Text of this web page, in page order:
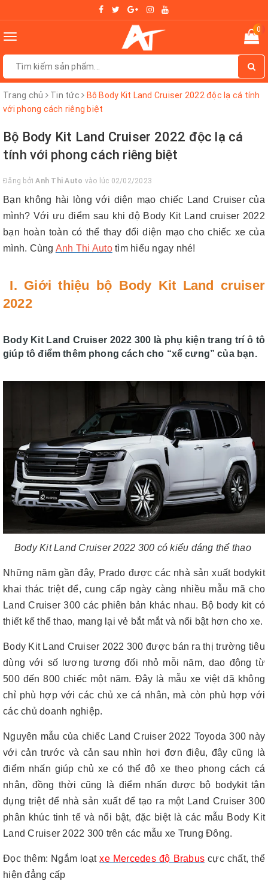
Toggle
0
Trang chủ Tin tức
Bộ Body Kit Land Cruiser 2022 độc lạ cá tính
với phong cách riêng biệt
Bộ Body Kit Land Cruiser 2022 độc lạ cá
tính với phong cách riêng biệt
Đăng bởiAnh Thi Auto vào lúc 02/02/2023
Bạn không hài lòng với diện mạo chiếc Land Cruiser của
mình? Với ưu điểm sau khi độ Body Kit Land cruiser 2022
bạn hoàn toàn có thể thay đổi diện mạo cho chiếc xe của
mình. Cùng Anh Thi Autotìm hiểu ngay nhé!
I. Giới thiệu bộ Body Kit Land cruiser
2022
Body Kit Land Cruiser 2022 300 là phụ kiện trang trí ô tô
giúp tô điểm thêm phong cách cho “xế cưng” của bạn.
Body Kit Land Cruiser 2022 300 có kiểu dáng thể thao
Những năm gần đây, Prado được các nhà sản xuất bodykit
khai thác triệt để, cung cấp ngày càng nhiều mẫu mã cho
Land Cruiser 300 các phiên bản khác nhau. Bộ body kit có
thiết kế thể thao, mang lại vẻ bắt mắt và nổi bật hơn cho xe.
Body Kit Land Cruiser 2022 300 được bán ra thị trường tiêu
dùng với số lượng tương đối nhỏ mỗi năm, dao động từ
500 đến 800 chiếc một năm. Đây là mẫu xe việt dã không
chỉ phù hợp với các chủ xe cá nhân, mà còn phù hợp với
các chủ doanh nghiệp.
Nguyên mẫu của chiếc Land Cruiser 2022 Toyoda 300 này
với cản trước và cản sau nhìn hơi đơn điệu, đây cũng là
điểm nhấn giúp chủ xe có thể độ xe theo phong cách cá
nhân, đồng thời cũng là điểm nhấn được bộ bodykit tận
dụng triệt để nhà sản xuất để tạo ra một Land Cruiser 300
phân khúc tinh tế và nổi bật, đặc biệt là các mẫu Body Kit
Land Cruiser 2022 300 trên các mẫu xe Trung Đông.
Đọc thêm: Ngắm loạtxe Mercedes độ Brabus cực chất, thể
hiện đẳng cấp